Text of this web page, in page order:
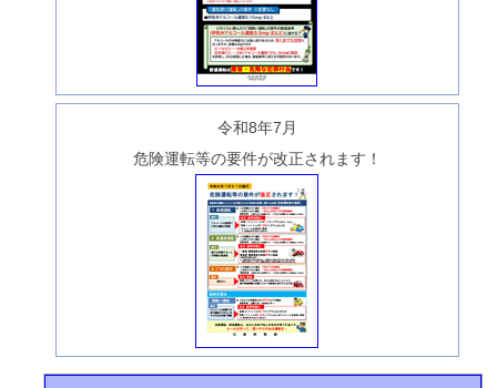
令和8年7月
危険運転等の要件が改正されます！